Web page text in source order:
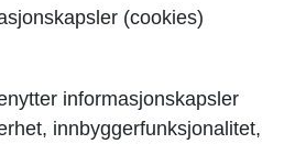
(cookies)
informasjonskapsler
innbyggerfunksjonalitet,